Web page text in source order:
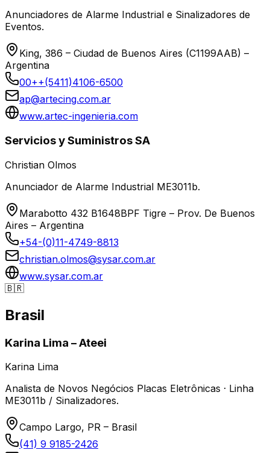
Anunciadores de Alarme Industrial e Sinalizadores de
Eventos.
King, 386 – Ciudad de Buenos Aires (C1199AAB) –
Argentina
00++(5411)4106-6500
ap@artecing.com.ar
www.artec-ingenieria.com
Servicios y Suministros SA
Christian Olmos
Anunciador de Alarme Industrial ME3011b.
Marabotto 432 B1648BPF Tigre – Prov. De Buenos
Aires – Argentina
+54-(0)11-4749-8813
christian.olmos@sysar.com.ar
www.sysar.com.ar
🇧🇷
Brasil
Karina Lima – Ateei
Karina Lima
Analista de Novos Negócios Placas Eletrônicas · Linha
ME3011b / Sinalizadores.
Campo Largo, PR – Brasil
(41) 9 9185-2426